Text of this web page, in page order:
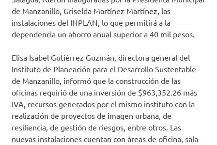
de Manzanillo, Griselda Martínez Martínez, las
instalaciones del INPLAN, lo que permitirá a la
dependencia un ahorro anual superior a 40 mil pesos.
Elisa Isabel Gutiérrez Guzmán, directora general del
Instituto de Planeación para el Desarrollo Sustentable
de Manzanillo, informó que la construcción de las
oficinas requirió de una inversión de $963,352.26 más
IVA, recursos generados por el mismo instituto con la
realización de proyectos de imagen urbana, de
resiliencia, de gestión de riesgos, entre otros. Las
nuevas instalaciones cuentan con áreas de oficina, sala